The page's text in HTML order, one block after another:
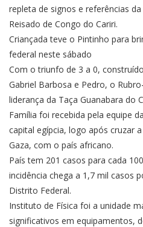
repleta de signos e referências
Reisado de Congo do Cariri.
Criançada teve o Pintinho para
federal neste sábado
Com o triunfo de 3 a 0,
Gabriel Barbosa e Pedro, o
liderança da Taça Guanabara do
Família foi recebida pela equipe
capital egípcia, logo após cruzar
Gaza, com o país africano.
País tem 201 casos para cada
incidência chega a 1,7 mil casos
Distrito Federal.
Instituto de Física foi a unidade
significativos em equipamentos,